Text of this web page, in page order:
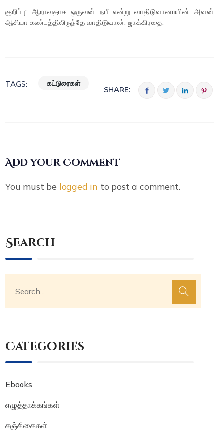
குறிப்பு: ஆறாவதாக ஒருவன் நபீ என்று வாதிடுவானாயின் அவன்
ஆசியா கண்டத்திலிருந்தே வாதிடுவான். ஜாக்கிரதை.
TAGS: கட்டுரைகள்
SHARE:
Add your Comment
You must be logged in to post a comment.
Search
Categories
Ebooks
எழுத்தாக்கங்கள்
சஞ்சிகைகள்